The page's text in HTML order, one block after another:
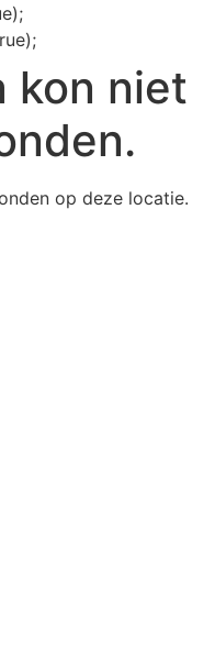
kon niet
op deze locatie.